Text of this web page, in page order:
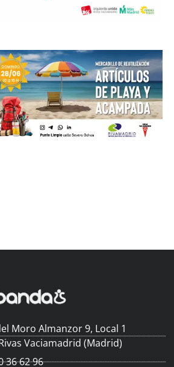
Moro Almanzor 9, Local 1
Vaciamadrid (Madrid)
36 62 96